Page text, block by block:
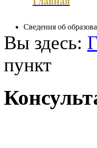
Сведения об
Вы здесь:
пункт